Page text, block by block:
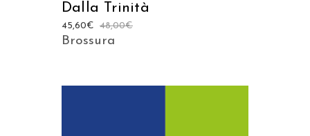
Dalla Trinità
48,00€
45,60€
Brossura